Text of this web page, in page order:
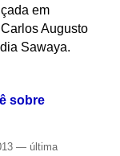
em
Augusto
Sawaya.
sobre
— última